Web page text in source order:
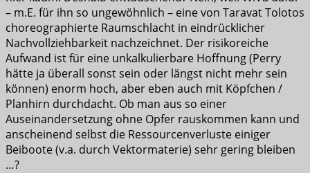
– m.E. für ihn so ungewöhnlich – eine von Taravat Tolotos
choreographierte Raumschlacht in eindrücklicher
Nachvollziehbarkeit nachzeichnet. Der risikoreiche
Aufwand ist für eine unkalkulierbare Hoffnung (Perry
hätte ja überall sonst sein oder längst nicht mehr sein
können) enorm hoch, aber eben auch mit Köpfchen /
Planhirn durchdacht. Ob man aus so einer
Auseinandersetzung ohne Opfer rauskommen kann und
anscheinend selbst die Ressourcenverluste einiger
Beiboote (v.a. durch Vektormaterie) sehr gering bleiben
…?